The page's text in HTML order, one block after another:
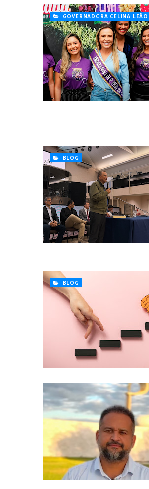
GOVERNADORA CELINA LEÃO
BLOG
BLOG